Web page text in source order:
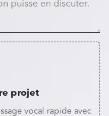
projet
vocal rapide avec